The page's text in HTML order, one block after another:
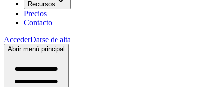
Recursos
Precios
Contacto
AccederDarse de alta
Abrir menú principal